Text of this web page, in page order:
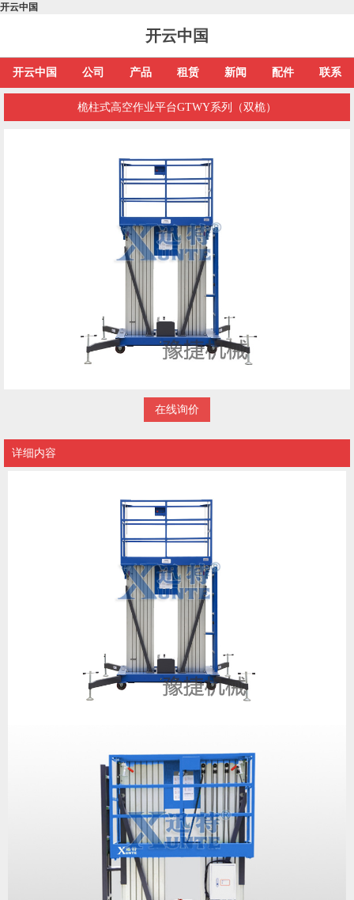
开云中国
开云中国
开云中国 公司 产品 租赁 新闻 配件 联系
桅柱式高空作业平台GTWY系列（双桅）
在线询价
详细内容